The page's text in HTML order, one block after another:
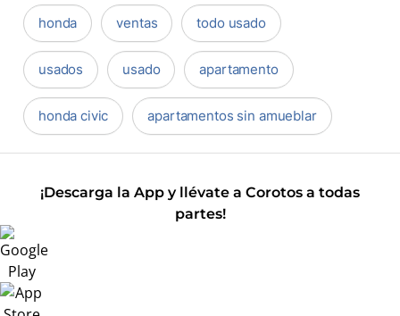
honda ventas todo usado
usados usado apartamento
honda civic apartamentos sin amueblar
¡Descarga la App y llévate a Corotos a todas
partes!